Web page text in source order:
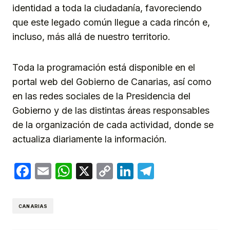
identidad a toda la ciudadanía, favoreciendo
que este legado común llegue a cada rincón e,
incluso, más allá de nuestro territorio.
Toda la programación está disponible en el
portal web del Gobierno de Canarias, así como
en las redes sociales de la Presidencia del
Gobierno y de las distintas áreas responsables
de la organización de cada actividad, donde se
actualiza diariamente la información.
Facebook
EmailWhatsApp
X
CopyLinkedIn
CANARIAS